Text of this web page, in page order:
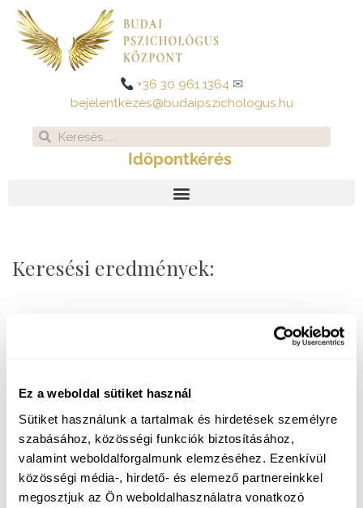
Ez a weboldal sütiket használ
Sütiket használunk a tartalmak és hirdetések személyre
szabásához, közösségi funkciók biztosításához,
valamint weboldalforgalmunk elemzéséhez. Ezenkívül
közösségi média-, hirdető- és elemező partnereinkkel
megosztjuk az Ön weboldalhasználatra vonatkozó
Skip
content
+36 30 961 1364 ✉
bejelentkezes@budaipszichologus.hu
Időpontkérés
Keresési eredmények: